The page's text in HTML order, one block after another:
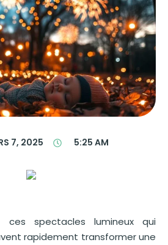
7, 2025 5:25 AM
ces spectacles lumineux qui
rapidement transformer une